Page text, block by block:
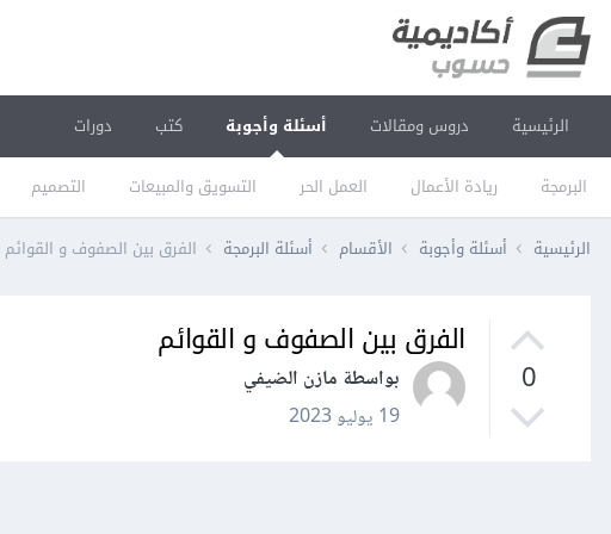
الرئيسية دروس ومقالات أسئلة وأجوبة
البرمجة ريادة الأعمال العمل الحر التسويق والمبيعات التصميم
كتب دورات
الرئيسية أسئلة وأجوبة الأقسام أسئلة البرمجة الفرق بين الصفوف و القوائم
0
الفرق بين الصفوف و القوائم
بواسطة مازن الضيفي
19 يوليو 2023